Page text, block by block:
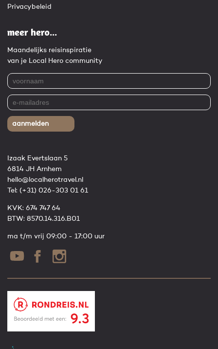
Privacybeleid
meer hero...
Maandelijks reisinspiratie
van je Local Hero community
aanmelden
Izaak Evertslaan 5
6814 JH Arnhem
hello@localherotravel.nl
Tel: (+31) 026-303 01 61
KVK: 674 747 64
BTW: 8570.14.316.B01
ma t/m vrij 09:00 - 17:00 uur